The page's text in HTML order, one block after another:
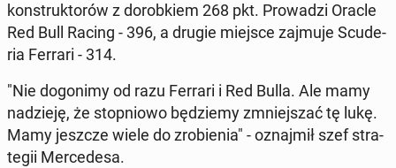
kon­struk­to­rów z do­rob­kiem 268 pkt. Pro­wa­dzi Oracle
Red Bull Racing - 396, a drugie miejsce zajmuje Scu­de­
ria Ferrari - 314.
"Nie do­go­ni­my od razu Ferrari i Red Bulla. Ale mamy
na­dzie­ję, że stop­nio­wo bę­dzie­my zmniej­szać tę lukę.
Mamy jeszcze wiele do zro­bie­nia" - oznaj­mił szef stra­
te­gii Mer­ce­de­sa.